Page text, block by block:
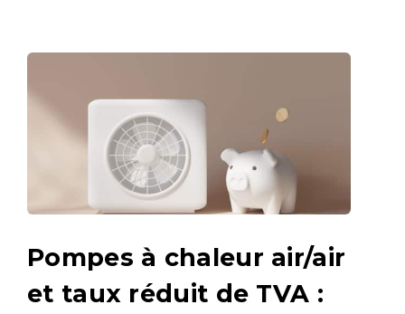
Pompes à chaleur air/air
et taux réduit de TVA :